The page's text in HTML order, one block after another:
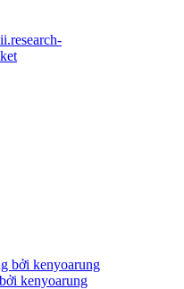
bởi kenyoarung
kenyoarung